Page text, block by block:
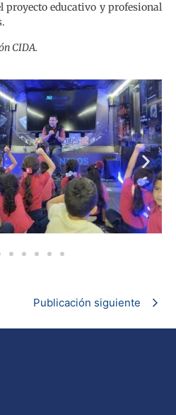
proyecto educativo y profesional
CIDA.
Publicación siguiente